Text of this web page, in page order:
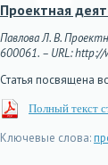
Проектная
Павлова Л. В.
600061. – URL: http://
Статья посвящена
Полный текст
Ключевые слова: